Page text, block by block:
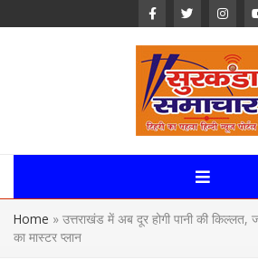
Home » उत्तराखंड में अब दूर होगी पानी की किल्लत,
का मास्टर प्लान